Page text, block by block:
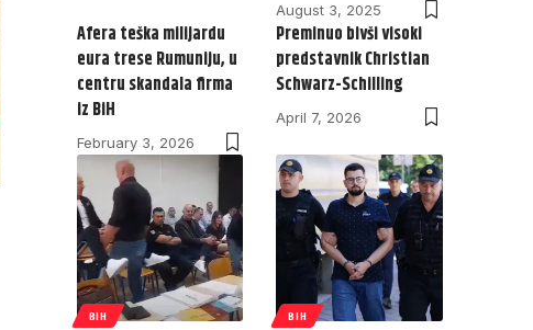
August 3, 2025
Afera teška milijardu
eura trese Rumuniju, u
centru skandala firma
iz BiH
February 3, 2026
Preminuo bivši visoki
predstavnik Christian
Schwarz-Schilling
April 7, 2026
BIH BIH